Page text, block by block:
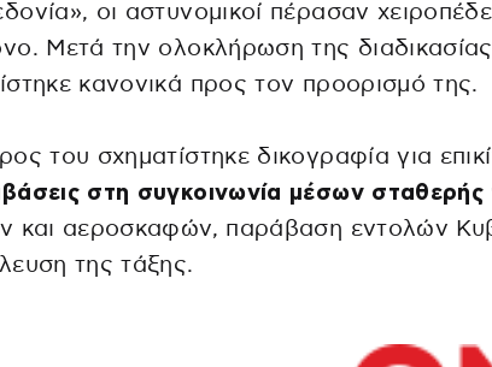
οι αστυνομικοί πέρασαν
Μετά την ολοκλήρωση της
κανονικά προς τον προορισμό της.
του σχηματίστηκε δικογραφία για
στη συγκοινωνία μέσων σταθερής
και αεροσκαφών, παράβαση εντολών
της τάξης.